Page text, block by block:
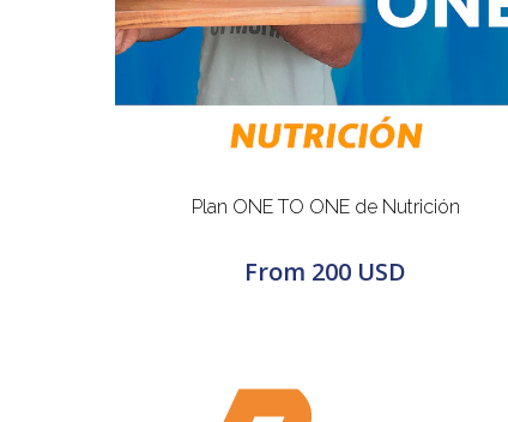
Plan ONE TO ONE de Nutrición
From 200 USD